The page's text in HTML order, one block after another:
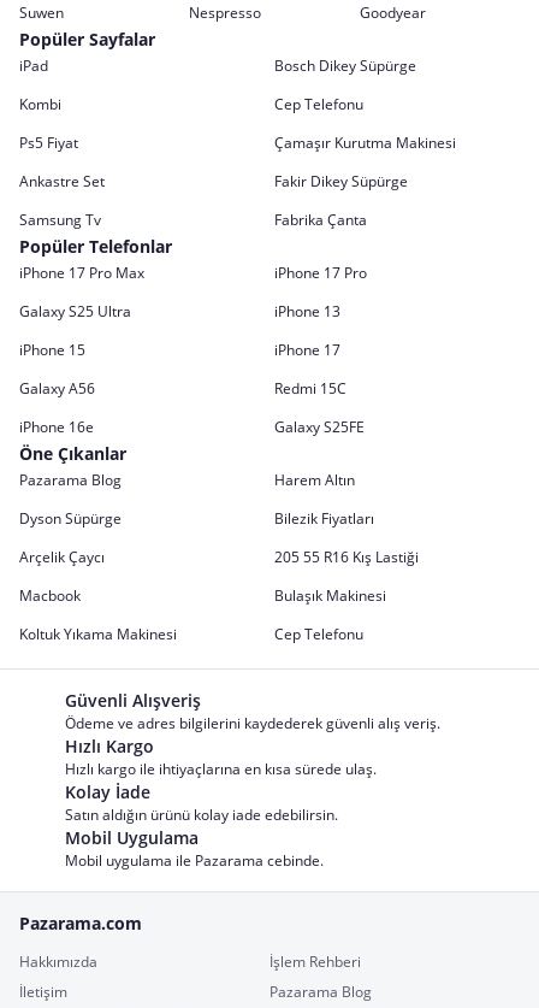
Suwen Nespresso Goodyear
Popüler Sayfalar
iPad
Bosch Dikey Süpürge
Kombi
Cep Telefonu
Ps5 Fiyat
Çamaşır Kurutma Makinesi
Ankastre Set
Fakir Dikey Süpürge
Samsung Tv
Fabrika Çanta
Popüler Telefonlar
iPhone 17 Pro Max
iPhone 17 Pro
Galaxy S25 Ultra
iPhone 13
iPhone 15
iPhone 17
Galaxy A56
Redmi 15C
iPhone 16e
Galaxy S25FE
Öne Çıkanlar
Pazarama Blog
Harem Altın
Dyson Süpürge
Bilezik Fiyatları
Arçelik Çaycı
205 55 R16 Kış Lastiği
Macbook
Bulaşık Makinesi
Koltuk Yıkama Makinesi
Cep Telefonu
Güvenli Alışveriş
Ödeme ve adres bilgilerini kaydederek güvenli alış veriş.
Hızlı Kargo
Hızlı kargo ile ihtiyaçlarına en kısa sürede ulaş.
Kolay İade
Satın aldığın ürünü kolay iade edebilirsin.
Mobil Uygulama
Mobil uygulama ile Pazarama cebinde.
Pazarama.com
Hakkımızda
İşlem Rehberi
İletişim
Pazarama Blog